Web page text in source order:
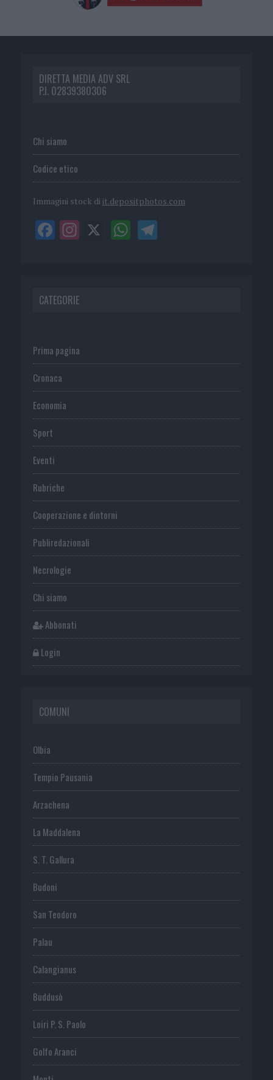
DIRETTA MEDIA ADV SRL
P.I. 02839380306
Chi siamo
Codice etico
Immagini stock di it.depositphotos.com
CATEGORIE
Prima pagina
Cronaca
Economia
Sport
Eventi
Rubriche
Cooperazione e dintorni
Publiredazionali
Necrologie
Chi siamo
Abbonati
Login
COMUNI
Olbia
Tempio Pausania
Arzachena
La Maddalena
S. T. Gallura
Budoni
San Teodoro
Palau
Calangianus
Buddusò
Loiri P. S. Paolo
Golfo Aranci